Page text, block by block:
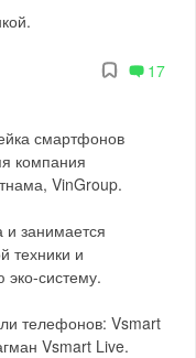
17
смартфонов
компания
VinGroup.
и занимается
техники и
систему.
телефонов: Vsmart
Vsmart Live.